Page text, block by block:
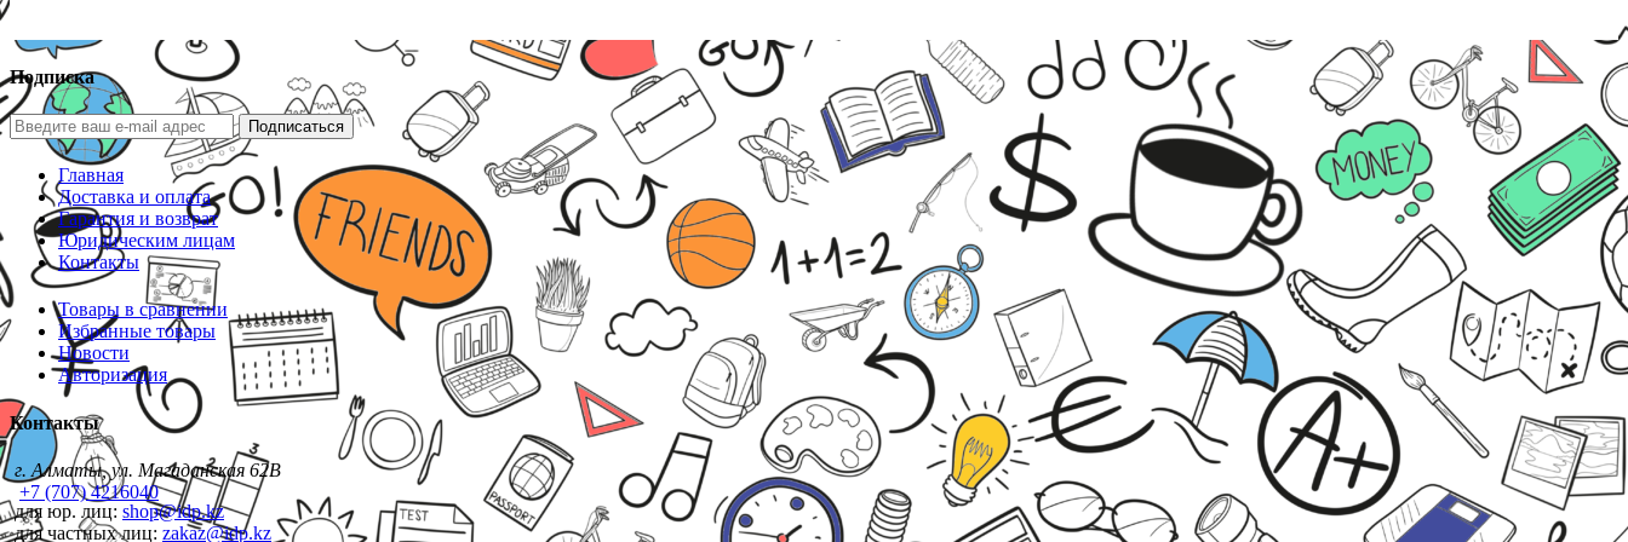
Подписка
Подписаться
Главная
Доставка и оплата
Гарантия и возврат
Юридическим лицам
Контакты
Товары в сравнении
Избранные товары
Новости
Авторизация
Контакты
г. Алматы, ул. Магаданская 62В
+7 (707) 4216040
для юр. лиц: shop@idp.kz
для частных лиц: zakaz@idp.kz